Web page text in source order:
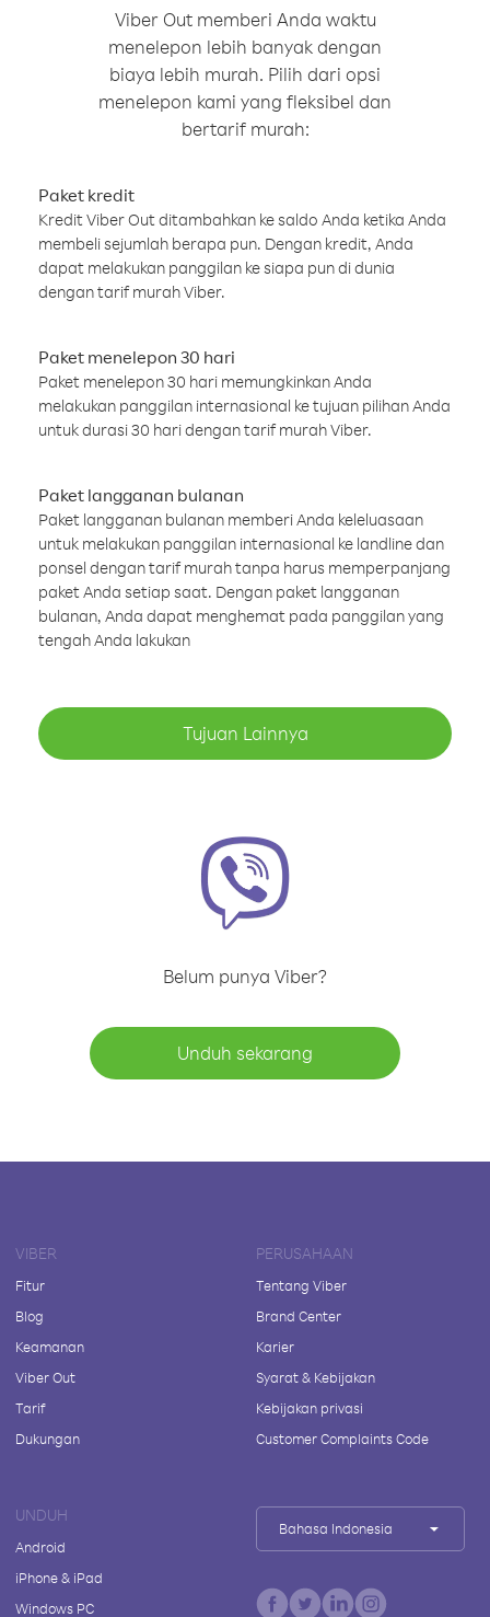
Viber Out memberi Anda waktu
menelepon lebih banyak dengan
biaya lebih murah. Pilih dari opsi
menelepon kami yang fleksibel dan
bertarif murah:
Paket kredit
Kredit Viber Out ditambahkan ke saldo Anda ketika Anda
membeli sejumlah berapa pun. Dengan kredit, Anda
dapat melakukan panggilan ke siapa pun di dunia
dengan tarif murah Viber.
Paket menelepon 30 hari
Paket menelepon 30 hari memungkinkan Anda
melakukan panggilan internasional ke tujuan pilihan Anda
untuk durasi 30 hari dengan tarif murah Viber.
Paket langganan bulanan
Paket langganan bulanan memberi Anda keleluasaan
untuk melakukan panggilan internasional ke landline dan
ponsel dengan tarif murah tanpa harus memperpanjang
paket Anda setiap saat. Dengan paket langganan
bulanan, Anda dapat menghemat pada panggilan yang
tengah Anda lakukan
Tujuan Lainnya
Belum punya Viber?
Unduh sekarang
VIBER
Fitur
Blog
Keamanan
Viber Out
Tarif
Dukungan
PERUSAHAAN
Tentang Viber
Brand Center
Karier
Syarat & Kebijakan
Kebijakan privasi
Customer Complaints Code
UNDUH
Android
iPhone & iPad
Windows PC
Bahasa Indonesia